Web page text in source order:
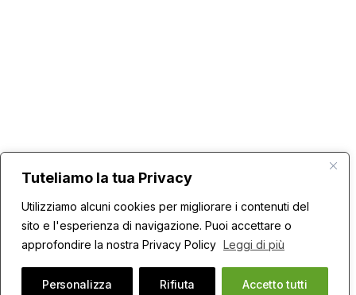
Tuteliamo la tua Privacy
Utilizziamo alcuni cookies per migliorare i contenuti del
sito e l'esperienza di navigazione. Puoi accettare o
approfondire la nostra Privacy Policy Leggi di più
Personalizza Rifiuta Accetto tutti